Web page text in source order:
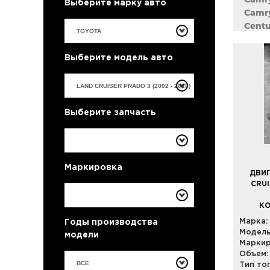
Выберите марку авто
Выберите модель авто
Выберите запчасть
Маркировка
Годы производства
модели
ВСЕ
Porte
Prius
Марка:
Объем:
Тип